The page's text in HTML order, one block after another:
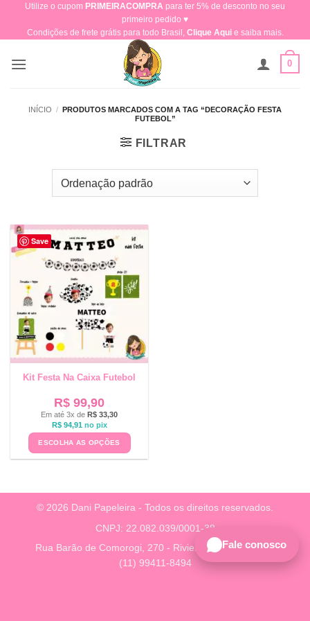
content
Utilize o cupom PRIMEIRACOMPRA para ter 5% de desconto no seu
primeiro pedido ♥​
Condições de frete grátis para todo Brasil, Clique Aquie saiba mais.
0
INÍCIO / PRODUTOS MARCADOS COM A TAG “DECORAÇÃO FESTA
FUTEBOL”
FILTRAR
Save
Kit Festa Na Caixa Futebol
R$ 99,90
Em até 3x de R$ 33,30
R$94,91 no pix
ESCOLHA AS OPÇÕES
© 2026 Dani Papeleira - Todos os direitos reservados.
CNPJ: 22.082.039/0001-38
Rua Barão de Comorogi, 270 - Riviera, São Paulo - SP
(11) 99411-8494
Fale conosco